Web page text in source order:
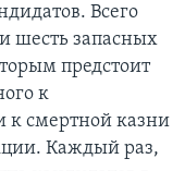
Всего
шесть запасных
предстоит
к
смертной казни
Каждый раз,